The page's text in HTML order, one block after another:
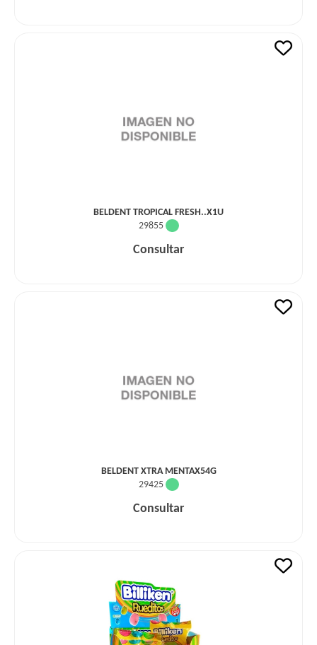
BELDENT TROPICAL FRESH..X1U
29855
Consultar
BELDENT XTRA MENTAX54G
29425
Consultar